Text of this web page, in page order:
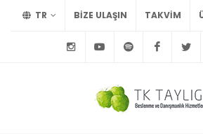
TR BİZE ULAŞIN TAKVİM
InstagramYoutubeSpotify